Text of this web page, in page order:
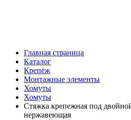
Главная страница
Каталог
Крепёж
Монтажные элементы
Хомуты
Хомуты
Стяжка крепежная под
нержавеющая